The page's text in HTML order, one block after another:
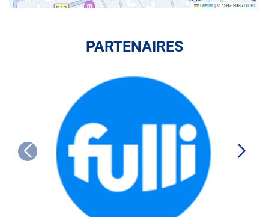
Leaflet|© 1987-2025HERE
PARTENAIRES